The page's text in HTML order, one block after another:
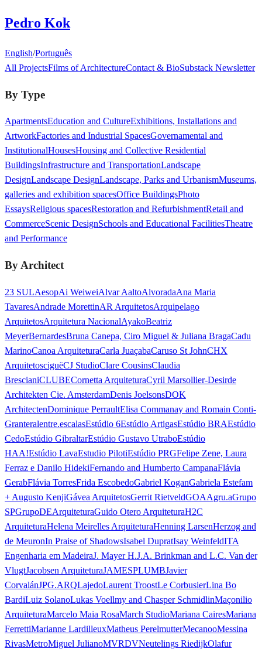
Pedro Kok
English/Português
All ProjectsFilms of ArchitectureContact & BioSubstack Newsletter
By Type
ApartmentsEducation and CultureExhibitions, Installations and
ArtworkFactories and Industrial SpacesGovernamental and
InstitutionalHousesHousing and Collective Residential
BuildingsInfrastructure and TransportationLandscape
DesignLandscape DesignLandscape, Parks and UrbanismMuseums,
galleries and exhibition spacesOffice BuildingsPhoto
EssaysReligious spacesRestoration and RefurbishmentRetail and
CommerceScenic DesignSchools and Educational FacilitiesTheatre
and Performance
By Architect
23 SULAesopAi WeiweiAlvar AaltoAlvoradaAna Maria
TavaresAndrade MorettinAR ArquitetosArquipelago
ArquitetosArquitetura NacionalAyakoBeatriz
MeyerBernardesBruna Canepa, Ciro Miguel & Juliana BragaCadu
MarinoCanoa ArquiteturaCarla JuaçabaCaruso St JohnCHX
ArquitetosciguëCJ StudioClare CousinsClaudia
BrescianiCLUBECornetta ArquiteturaCyril Marsollier-Desirde
Architekten Cie. AmsterdamDenis JoelsonsDOK
ArchitectenDominique PerraultElisa Commanay and Romain Conti-
Granteralentre.escalasEstúdio 6Estúdio ArtigasEstúdio BRAEstúdio
CedoEstúdio GibraltarEstúdio Gustavo UtraboEstúdio
HAA!Estúdio LavaEstudio PilotiEstúdio PRGFelipe Zene, Laura
Ferraz e Danilo HidekiFernando and Humberto CampanaFlávia
GerabFlávia TorresFrida EscobedoGabriel KoganGabriela Estefam
+ Augusto KenjiGávea ArquitetosGerrit RietveldGOAAgru.aGrupo
SPGrupoDEArquiteturaGuido Otero ArquiteturaH2C
ArquiteturaHelena Meirelles ArquiteturaHenning LarsenHerzog and
de MeuronIn Praise of ShadowsIsabel DupratIsay WeinfeldITA
Engenharia em MadeiraJ. Mayer H.J.A. Brinkman and L.C. Van der
VlugtJacobsen ArquiteturaJAMESPLUMBJavier
CorvalánJPG.ARQLajedoLaurent TroostLe CorbusierLina Bo
BardiLuiz SolanoLukas Voellmy and Chasper SchmidlinMaçonilio
ArquiteturaMarcelo Maia RosaMarch StudioMariana CairesMariana
FerrettiMarianne LardilleuxMatheus PerelmutterMecanooMessina
RivasMetroMiguel JulianoMVRDVNeutelings RiedijkOlafur